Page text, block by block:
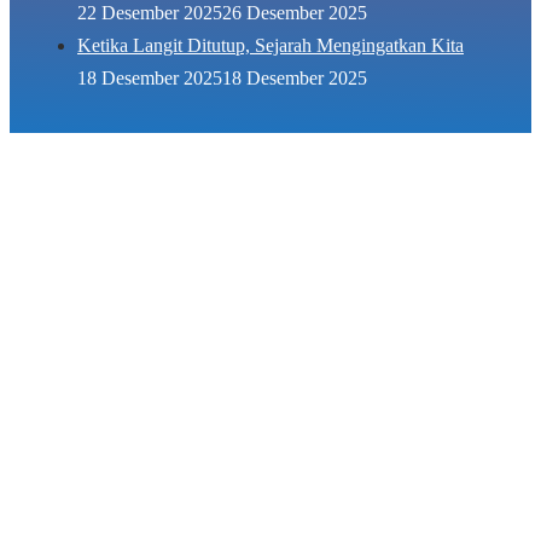
22 Desember 202526 Desember 2025
Ketika Langit Ditutup, Sejarah Mengingatkan Kita
18 Desember 202518 Desember 2025